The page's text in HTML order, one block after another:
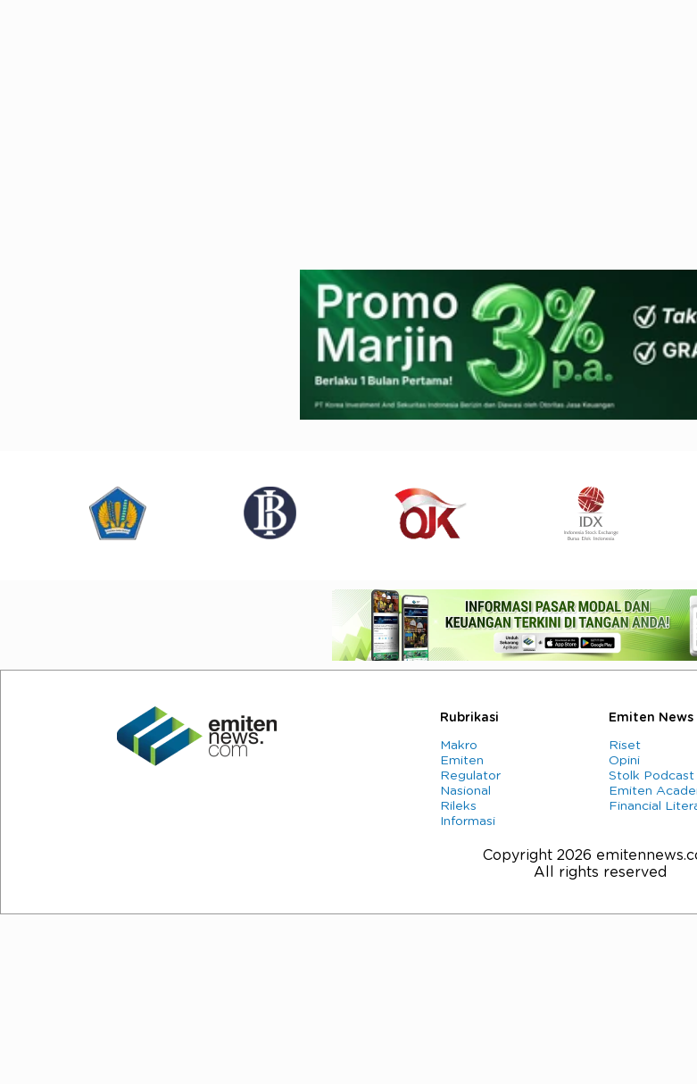
Rubrikasi
Makro
Emiten
Regulator
Nasional
Rileks
Informasi
Emiten News
Riset
Opini
Stolk Podcast
Emiten
Financial
Copyright 2026
All rights reserved